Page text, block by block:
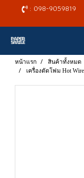
: 098-9059819
หน้าแรก สินค้าทั้งหมด
เครื่องตัดโฟม Hot